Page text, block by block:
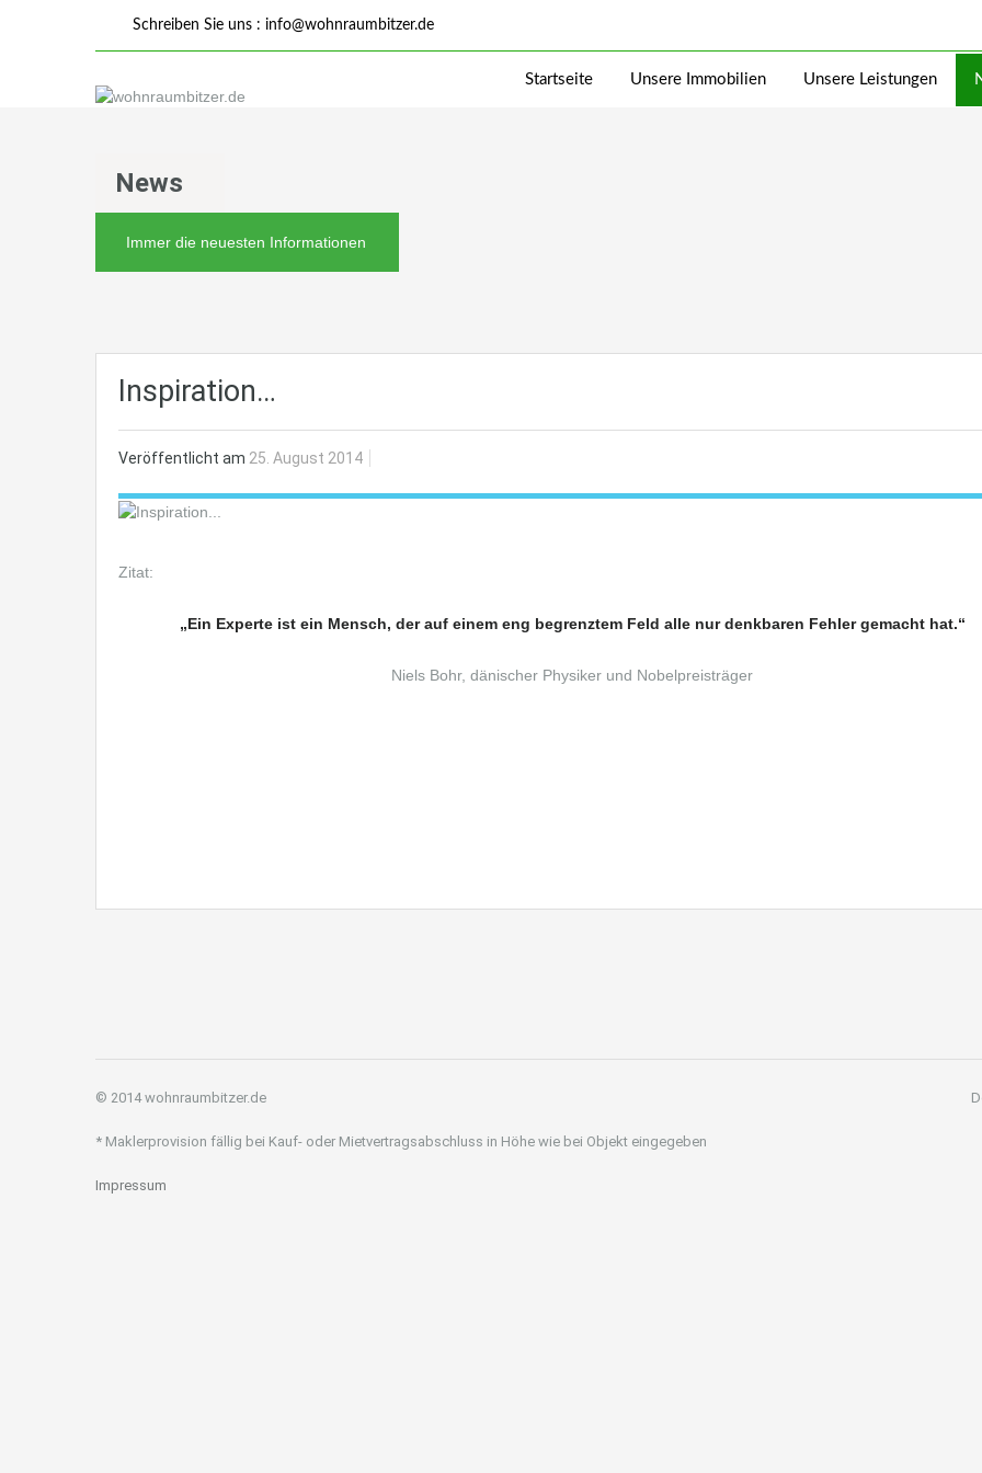
Schreiben Sie uns : info@wohnraumbitzer.de
Startseite Unsere Immobilien Unsere Leistungen
News
Immer die neuesten Informationen
Inspiration…
Veröffentlicht am 25. August 2014
Zitat:
„Ein Experte ist ein Mensch, der auf einem eng begrenztem Feld alle nur denkbaren Fehler gemacht hat.“
Niels Bohr, dänischer Physiker und Nobelpreisträger
© 2014 wohnraumbitzer.de
* Maklerprovision fällig bei Kauf- oder Mietvertragsabschluss in Höhe wie bei Objekt eingegeben
Impressum